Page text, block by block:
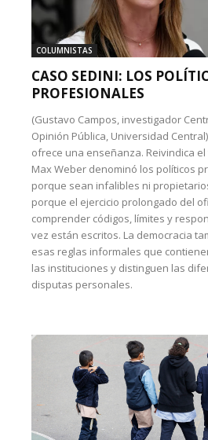
COLUMNISTAS
CASO SEDINI: LOS
PROFESIONALES
(Gustavo Campos, investigador
Opinión Pública, Universidad
ofrece una enseñanza. Reivindica
Max Weber denominó los políticos
porque sean infalibles ni
porque el ejercicio prolongado del
comprender códigos, límites y
vez están escritos. La democracia
esas reglas informales que
las instituciones y distinguen las
disputas personales.